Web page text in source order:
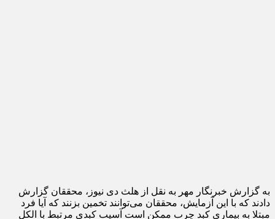
به گزارش خبرنگار مهر به نقل از هلث دی نیوز، محققان گزارش
دادند که با این آزمایش، محققان می‌توانند تخمین بزنند که آیا فرد
مبتلا به بیماری کبد چرب ممکن است آسیب کبدی مرتبط با الکل